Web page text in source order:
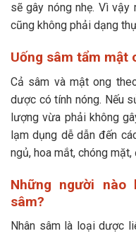
sẽ gây nóng nhẹ. Vì vậy
cũng không phải dạng
Uống sâm tẩm mật
Cả sâm và mật ong
dược có tính nóng. Nếu
lượng vừa phải không
lạm dụng dễ dẫn đến
ngủ, hoa mắt, chóng
Những người nào
sâm?
Nhân sâm là loại dược